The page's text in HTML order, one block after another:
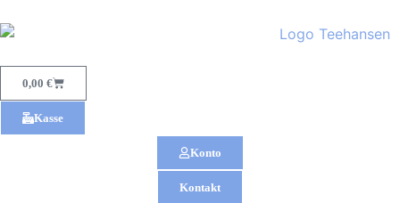
0,00 €
Kasse
Konto
Kontakt